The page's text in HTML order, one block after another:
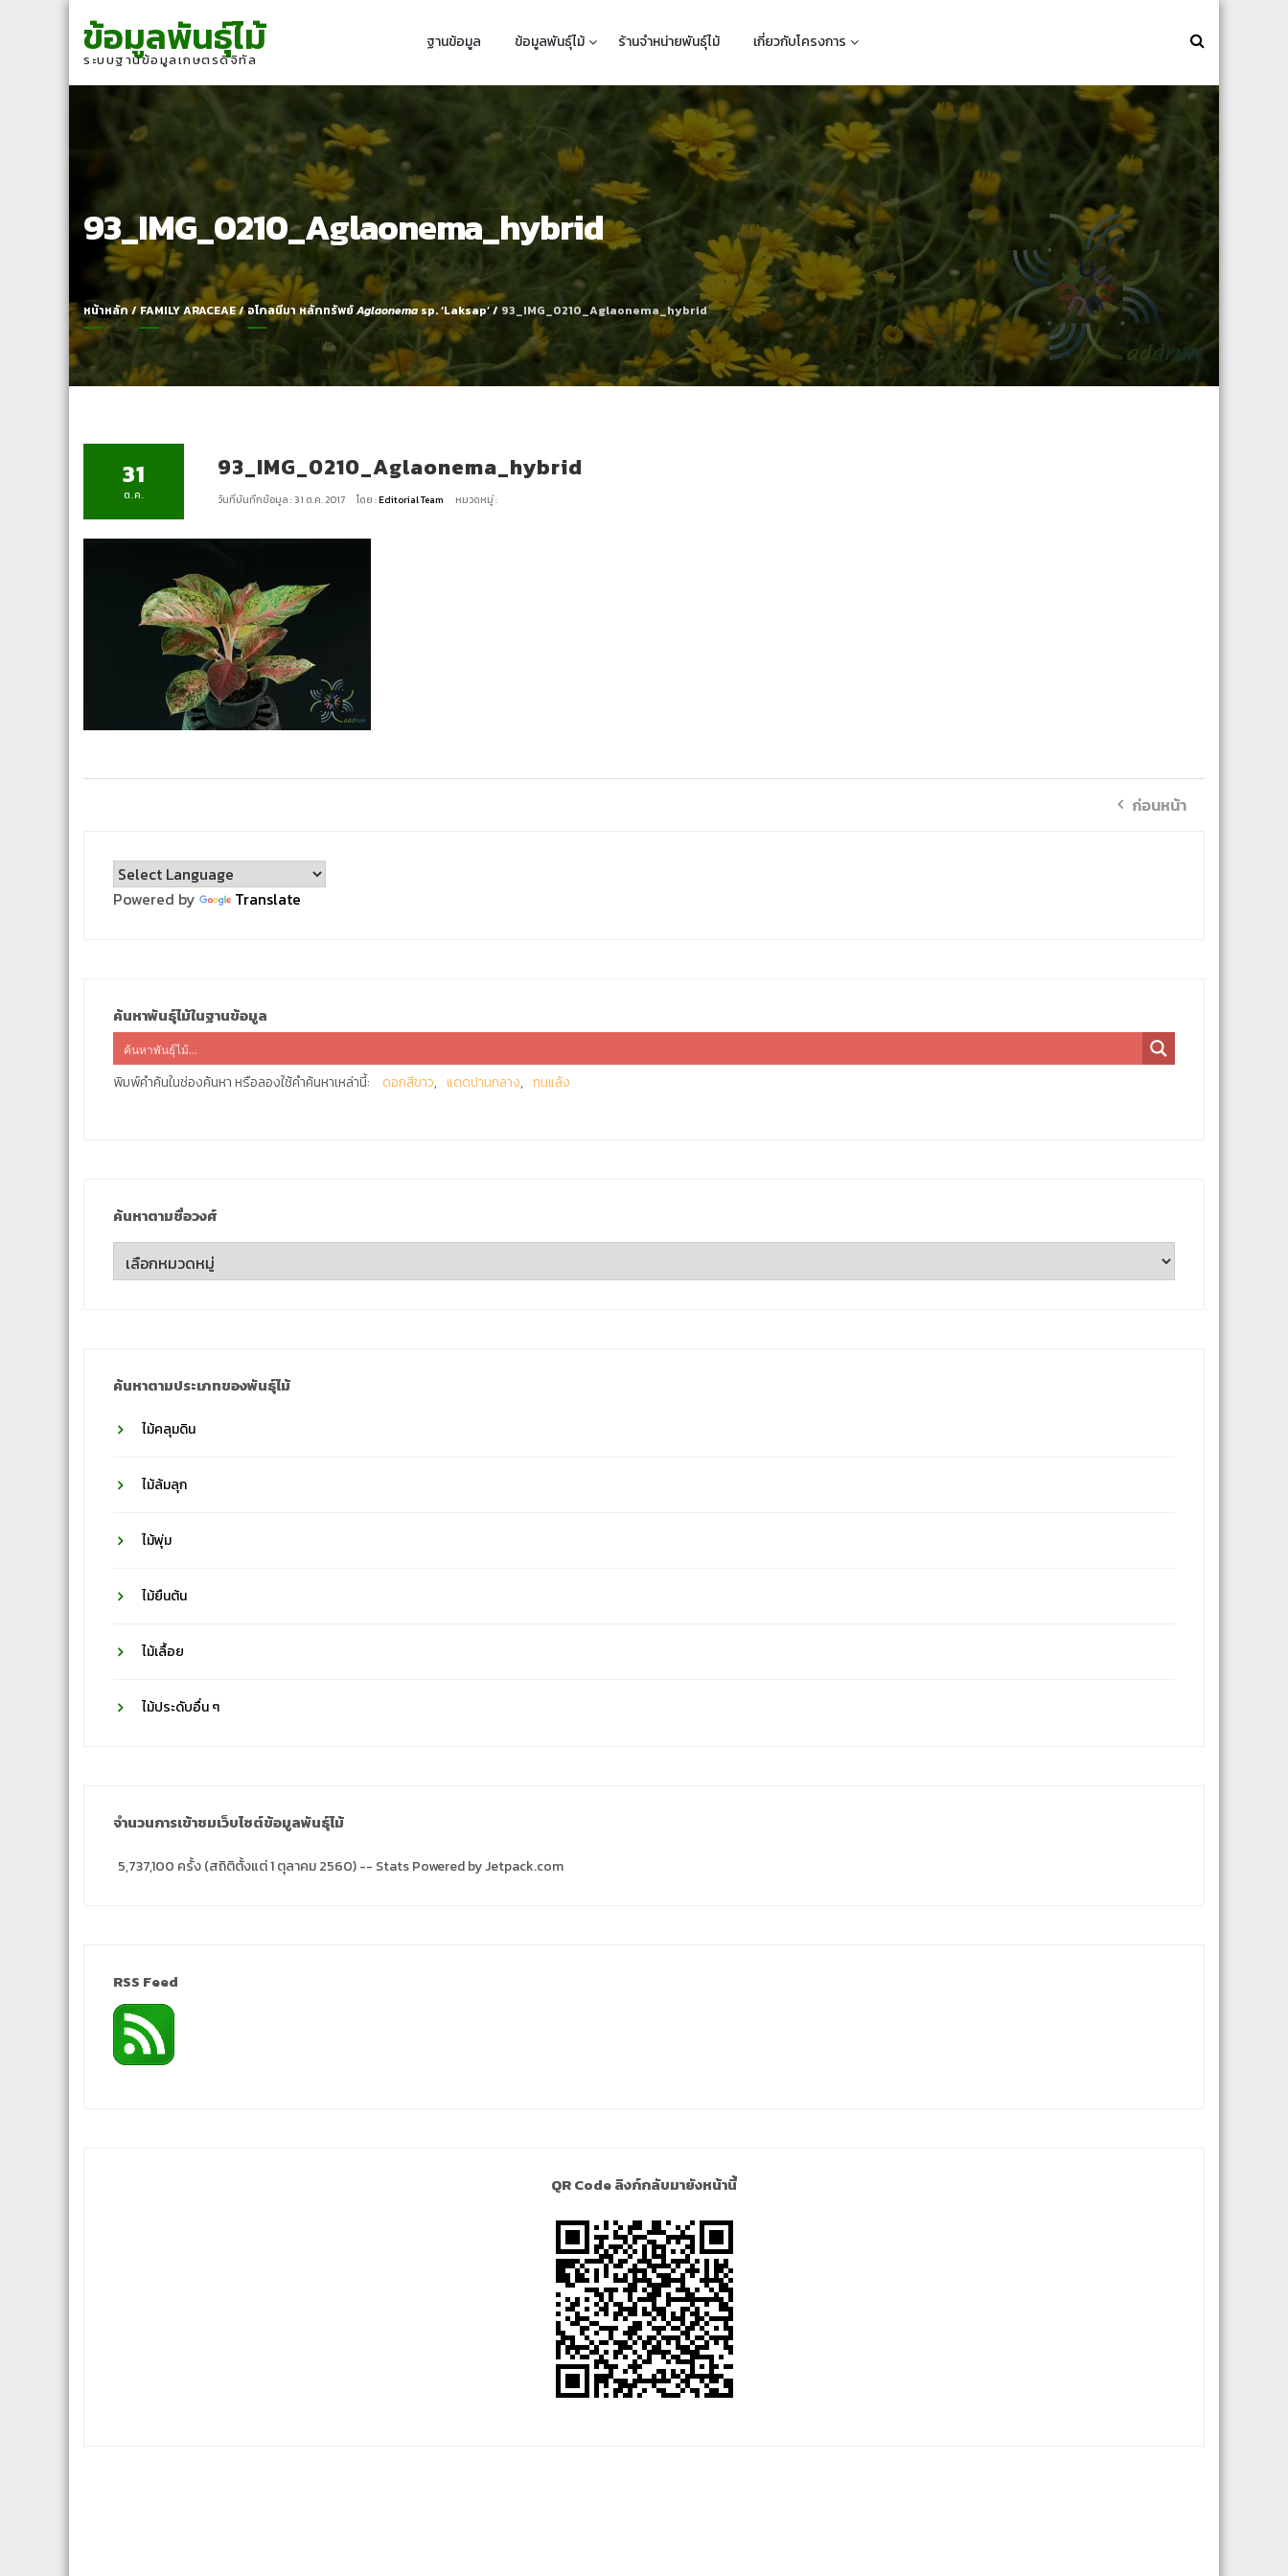
navigation
content
ข้อมูลพันธุ์ไม้
ระบบฐานข้อมูลเกษตรดิจิทัล
ฐานข้อมูล ข้อมูลพันธุ์ไม้ ร้านจำหน่ายพันธุ์ไม้ เกี่ยวกับโครงการ
93_IMG_0210_Aglaonema_hybrid
หน้าหลัก/FAMILY ARACEAE/อโกลนีมา หลักทรัพย์Aglaonemasp. ‘Laksap’/ 93_IMG_0210_Aglaonema_hybrid
31
ต.ค.
93_IMG_0210_Aglaonema_hybrid
วันที่บันทึกข้อมูล : 31 ต.ค. 2017 โดย :Editorial Team หมวดหมู่ :
ก่อนหน้า
Powered by Translate
ค้นหาพันธุ์ไม้ในฐานข้อมูล
พิมพ์คำค้นในช่องค้นหา หรือลองใช้คำค้นหาเหล่านี้: ดอกสีขาว แดดปานกลาง ทนแล้ง
ค้นหาตามชื่อวงศ์
ค้นหา
ตาม
ค้นหาตามประเภทของพันธุ์ไม้
ไม้คลุมดิน
ไม้ล้มลุก
ไม้พุ่ม
ไม้ยืนต้น
ไม้เลื้อย
ไม้ประดับอื่น ๆ
จำนวนการเข้าชมเว็บไซต์ข้อมูลพันธุ์ไม้
5,737,100 ครั้ง (สถิติตั้งแต่ 1 ตุลาคม 2560) -- Stats Powered by Jetpack.com
RSS Feed
QR Code ลิงก์กลับมายังหน้านี้